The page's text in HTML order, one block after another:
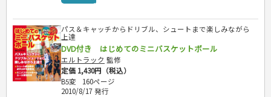
パス＆キャッチからドリブル、シュートまで楽しみながら
上達
DVD付き はじめてのミニバスケットボール
エルトラック 監修
定価 1,430円（税込）
B5変
160ページ
2010/8/17 発行